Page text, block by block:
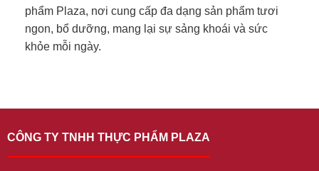
phẩm Plaza, nơi cung cấp đa dạng sản phẩm tươi
ngon, bổ dưỡng, mang lại sự sảng khoái và sức
khỏe mỗi ngày.
CÔNG TY TNHH THỰC PHẨM PLAZA